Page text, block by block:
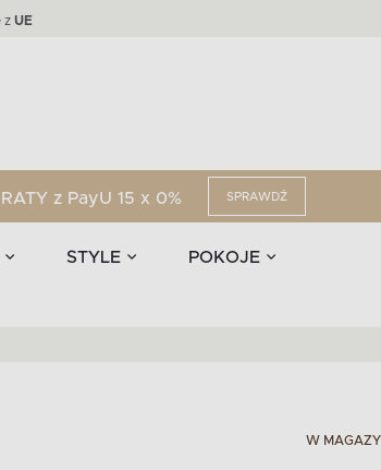
z UE
RATY z PayU 15 x 0% SPRAWDŹ
STYLE POKOJE
mebli LOFTY -45 %
Liczba produktów:
Liczba produktów:
W